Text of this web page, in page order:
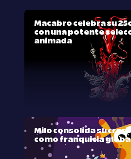
Macabro celebra su
con una potente
animada
Milo consolida su
como franquicia